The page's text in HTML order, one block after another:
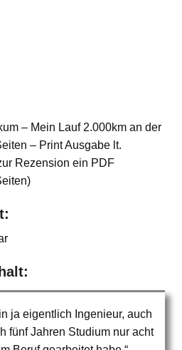
– Mein Lauf 2.000km an der
– Print Ausgabe lt.
Rezension ein PDF
ja eigentlich Ingenieur, auch
fünf Jahren Studium nur acht